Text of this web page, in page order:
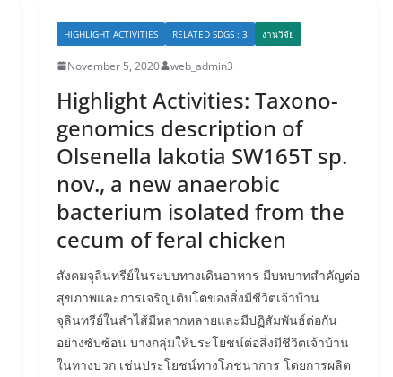
HIGHLIGHT ACTIVITIES RELATED SDGS : 3 งานวิจัย
November 5, 2020 web_admin3
Highlight Activities: Taxono-
genomics description of
Olsenella lakotia SW165T sp.
nov., a new anaerobic
bacterium isolated from the
cecum of feral chicken
สังคมจุลินทรีย์ในระบบทางเดินอาหาร มีบทบาทสำคัญต่อ
สุขภาพและการเจริญเติบโตของสิ่งมีชีวิตเจ้าบ้าน
จุลินทรีย์ในลำไส้มีหลากหลายและมีปฏิสัมพันธ์ต่อกัน
อย่างซับซ้อน บางกลุ่มให้ประโยชน์ต่อสิ่งมีชีวิตเจ้าบ้าน
ในทางบวก เช่นประโยชน์ทางโภชนาการ โดยการผลิต